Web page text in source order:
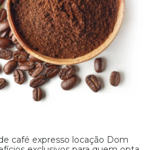
café expresso locação Dom